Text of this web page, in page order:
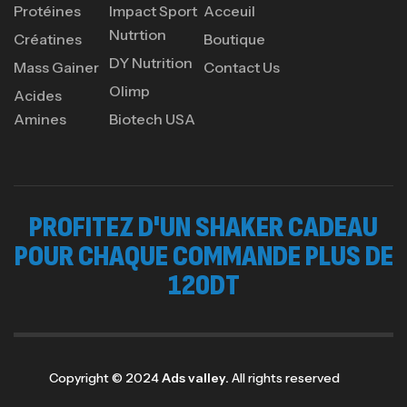
د.ت150
Protein Matrix – 2000g – 7Nutrition
PROTEIN
د.ت
Autres
Protéines
Créatines
Mass Gainer
Acides
Amines
Impact Sport
Nutrtion
DY Nutrition
Olimp
Biotech USA
Acceuil
Boutique
Contact Us
PROFITEZ D'UN SHAKER CADEAU
POUR CHAQUE COMMANDE PLUS DE
120DT
Copyright © 2024Ads valley. All rights reserved